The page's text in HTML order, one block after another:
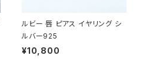
ルビー 唇 ピアス イヤリング シ
ルバー925
¥10,800